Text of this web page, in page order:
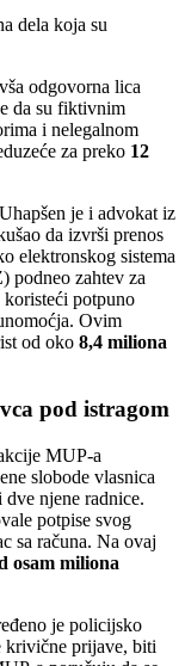
dela koja su
odgovorna lica
da su fiktivnim
i nelegalnom
za preko 12
Uhapšen je i advokat iz
da izvrši prenos
elektronskog sistema
podneo zahtev za
koristeći potpuno
Ovim
od oko 8,4 miliona
pod istragom
MUP-a
slobode vlasnica
njene radnice.
potpise svog
sa računa. Na ovaj
osam miliona
je policijsko
krivične prijave, biti